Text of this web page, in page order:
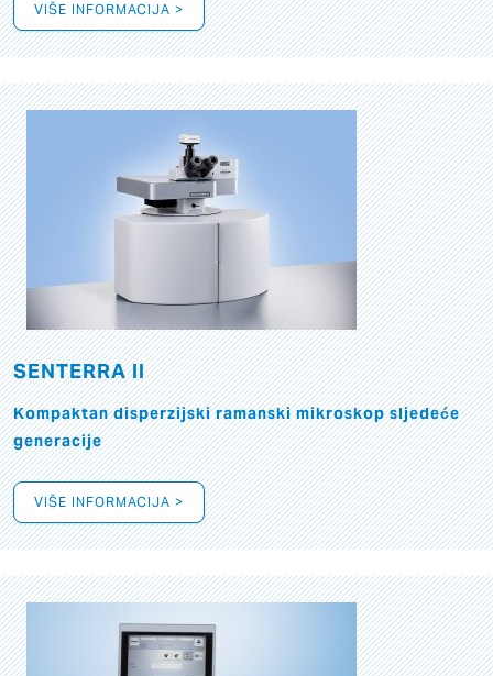
VIŠE INFORMACIJA >
SENTERRA II
Kompaktan disperzijski ramanski mikroskop sljedeće
generacije
VIŠE INFORMACIJA >